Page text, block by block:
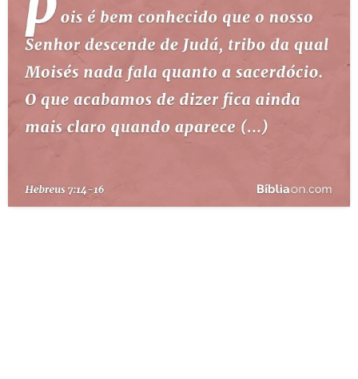
TERMO BÍBLICO JOGOS
QUEM SOMOS
LOJA BÍBLIAON